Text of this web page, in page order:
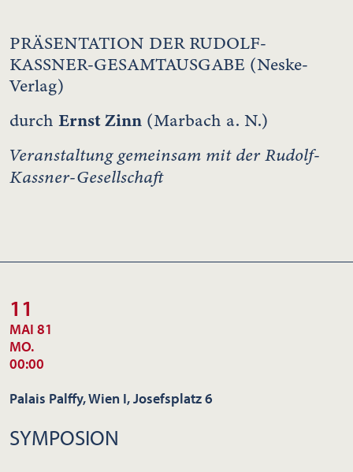
PRÄSENTATION DER RUDOLF-
KASSNER-GESAMTAUSGABE (Neske-
Verlag)
durch Ernst Zinn (Marbach a. N.)
Veranstaltung gemeinsam mit der Rudolf-
Kassner-Gesellschaft
11
MAI 81
MO.
00:00
Palais Palffy, Wien I, Josefsplatz 6
SYMPOSION